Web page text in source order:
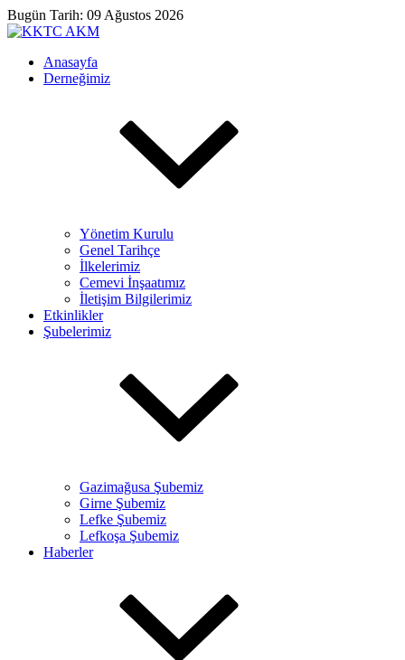
Bugün Tarih: 09 Ağustos 2026
Anasayfa
Derneğimiz
Yönetim Kurulu
Genel Tarihçe
İlkelerimiz
Cemevi İnşaatımız
İletişim Bilgilerimiz
Etkinlikler
Şubelerimiz
Gazimağusa Şubemiz
Girne Şubemiz
Lefke Şubemiz
Lefkoşa Şubemiz
Haberler